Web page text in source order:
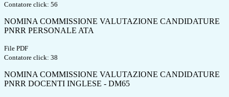
Contatore click: 56
NOMINA COMMISSIONE VALUTAZIONE CANDIDATURE
PNRR PERSONALE ATA
File PDF
Contatore click: 38
NOMINA COMMISSIONE VALUTAZIONE CANDIDATURE
PNRR DOCENTI INGLESE - DM65